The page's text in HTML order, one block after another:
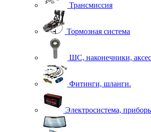
Трансмиссия
Тормозная система
ШС, наконечники,
Фитинги, шланги.
Электросистема,